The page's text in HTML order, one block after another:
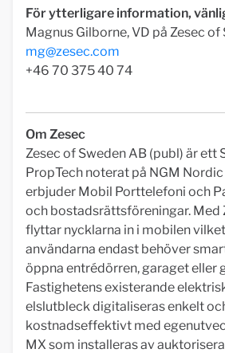
För ytterligare information,
Magnus Gilborne, VD på Zesec of
mg@zesec.com
+46 70 375 40 74
Om Zesec
Zesec of Sweden AB (publ) är ett
PropTech noterat på NGM
erbjuder Mobil Porttelefoni och
och bostadsrättsföreningar. Med
flyttar nycklarna in i mobilen
användarna endast behöver
öppna entrédörren, garaget eller
Fastighetens existerande
elslutbleck digitaliseras enkelt
kostnadseffektivt med
MX som installeras av